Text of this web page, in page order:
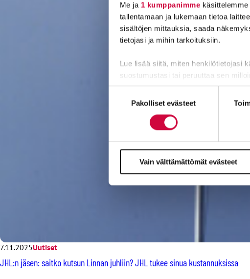
Me ja 1 kumppanimme
tallentamaan ja lukemaan tietoa
sisältöjen mittauksia, saada
tietojasi ja mihin tarkoituksiin.
Lue lisää siitä, miten henkilötietojasi
suostumustasi tai peruuttaa sen
Evästeistä osa on välttämättömiä,
Pakolliset evästeet
Vain välttämättömät evästeet
7.11.2025Uutiset
JHL:n jäsen: saitko kutsun Linnan juhliin? JHL tukee sinua kustannuksissa